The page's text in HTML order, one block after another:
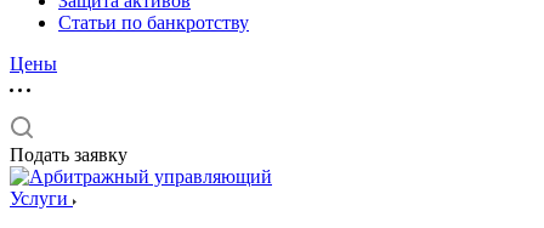
Статьи по банкротству
Цены
Подать заявку
Услуги